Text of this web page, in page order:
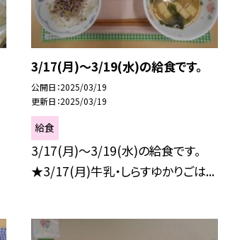
3/17(月)～3/19(水)の給食です。
公開日 2025/03/19
更新日 2025/03/19
給食
3/17(月)～3/19(水)の給食です。
★3/17(月)牛乳・しらすゆかりごは...